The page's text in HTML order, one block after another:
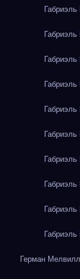
Герман